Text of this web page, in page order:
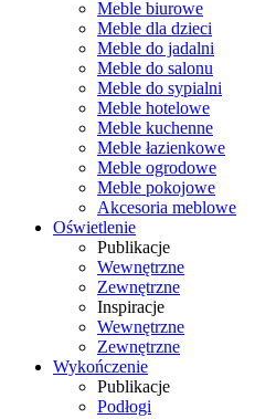
Meble biurowe
Meble dla dzieci
Meble do jadalni
Meble do salonu
Meble do sypialni
Meble hotelowe
Meble kuchenne
Meble łazienkowe
Meble ogrodowe
Meble pokojowe
Akcesoria meblowe
Oświetlenie
Publikacje
Wewnętrzne
Zewnętrzne
Inspiracje
Wewnętrzne
Zewnętrzne
Wykończenie
Publikacje
Podłogi